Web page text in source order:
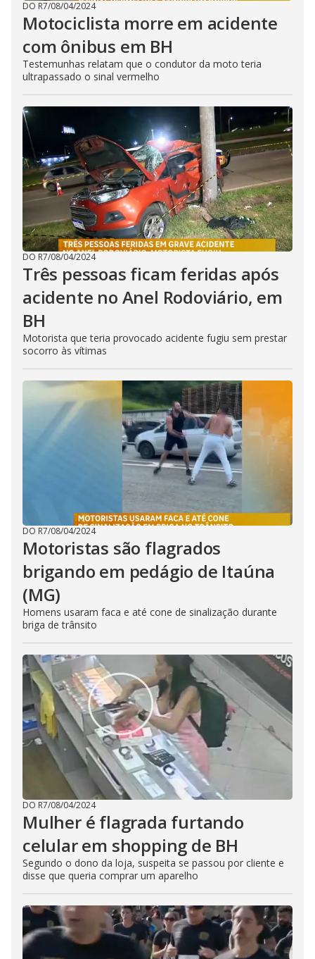
DO R7/08/04/2024
Motociclista morre em acidente
com ônibus em BH
Testemunhas relatam que o condutor da moto teria
ultrapassado o sinal vermelho
DO R7/08/04/2024
Três pessoas ficam feridas após
acidente no Anel Rodoviário, em
BH
Motorista que teria provocado acidente fugiu sem prestar
socorro às vítimas
DO R7/08/04/2024
Motoristas são flagrados
brigando em pedágio de Itaúna
(MG)
Homens usaram faca e até cone de sinalização durante
briga de trânsito
DO R7/08/04/2024
Mulher é flagrada furtando
celular em shopping de BH
Segundo o dono da loja, suspeita se passou por cliente e
disse que queria comprar um aparelho